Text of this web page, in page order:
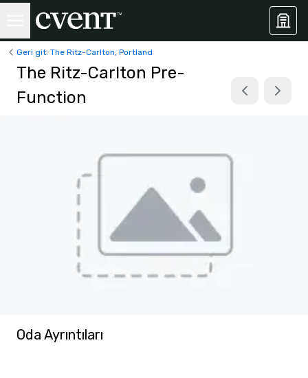
Geri git: The Ritz-Carlton, Portland
The Ritz-Carlton Pre-
Function
Oda Ayrıntıları